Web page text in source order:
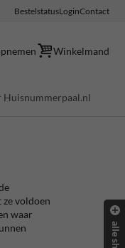
BestelstatusLoginContact
Winkelmand
Huisnummerpaal.nl
voldoen
waar